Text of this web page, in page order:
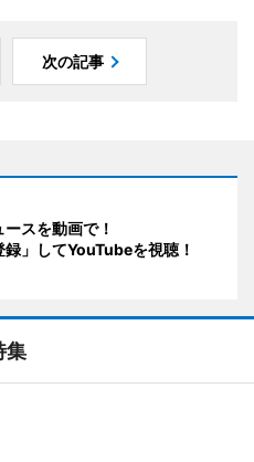
次の記事
スを動画で！
録」してYouTubeを視聴！
集